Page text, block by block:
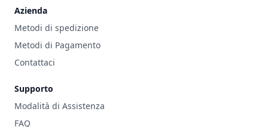
Azienda
Metodi di spedizione
Metodi di Pagamento
Contattaci
Supporto
Modalità di Assistenza
FAQ